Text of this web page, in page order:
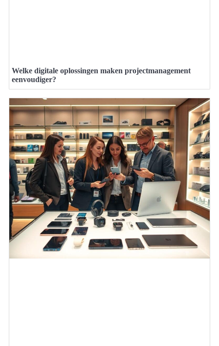
Welke digitale oplossingen maken projectmanagement
eenvoudiger?